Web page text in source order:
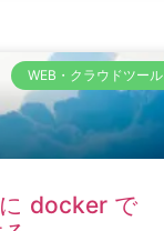
WEB・クラウドツール
docker で